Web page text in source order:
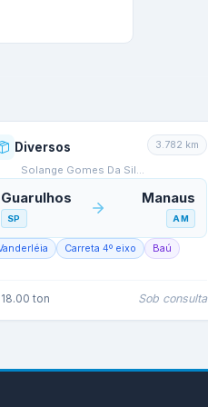
Diversos
Solange Gomes Da Silva
3.782 km
Guarulhos
SP
Manaus
AM
Carreta 4º eixo Baú
18.00 ton Sob consulta